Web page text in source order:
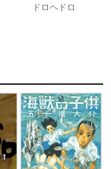
ドロヘドロ